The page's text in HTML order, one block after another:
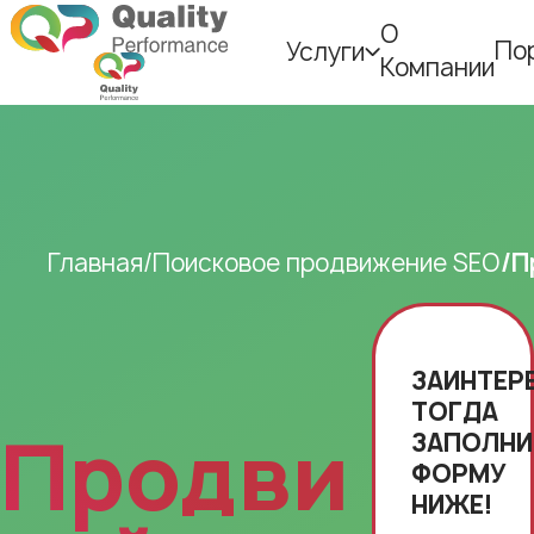
Услуги
О
Компании
Главная Поисковое продвижение SEO
ТОГДА
ФОРМУ
НИЖЕ!